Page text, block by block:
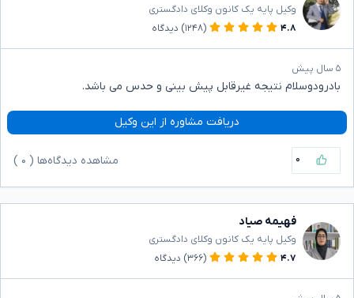
وکیل پایه یک کانون وکلای دادگستری
۴.۸
(۱۲۴۸) دیدگاه
۵ سال پیش
بادرودوسلام نتیجه غیرقابل پیش بینی و حدس می باشد.
دریافت مشاوره از این وکیل
۰ مشاهده دیدگاه‌ها ( ۰
فهیمه صیاد
وکیل پایه یک کانون وکلای دادگستری
۴.۷
(۳۶۶) دیدگاه